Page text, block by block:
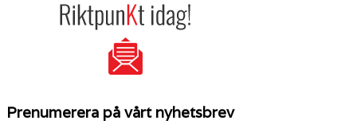
Prenumerera på vårt nyhetsbrev